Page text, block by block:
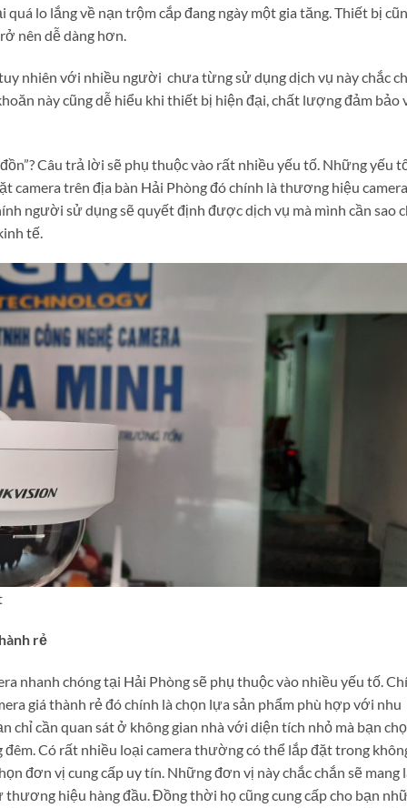
lo lắng về nạn trộm cắp đang ngày một gia tăng. Thiết bị
nên dễ dàng hơn.
nhiên với nhiều người chưa từng sử dụng dịch vụ này chắc
này cũng dễ hiểu khi thiết bị hiện đại, chất lượng đảm bảo
Câu trả lời sẽ phụ thuộc vào rất nhiều yếu tố. Những yếu
camera trên địa bàn Hải Phòng đó chính là thương hiệu
người sử dụng sẽ quyết định được dịch vụ mà mình cần sao
tế.
rẻ
nhanh chóng tại Hải Phòng sẽ phụ thuộc vào nhiều yếu tố.
giá thành rẻ đó chính là chọn lựa sản phẩm phù hợp với nhu
chỉ cần quan sát ở không gian nhà với diện tích nhỏ mà bạn
Có rất nhiều loại camera thường có thể lắp đặt trong
đơn vị cung cấp uy tín. Những đơn vị này chắc chắn sẽ mang
hiệu hàng đầu. Đồng thời họ cũng cung cấp cho bạn